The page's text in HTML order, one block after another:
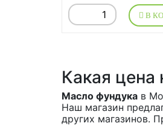
В
Какая
Масло фундука в
Наш магазин
других магазинов.